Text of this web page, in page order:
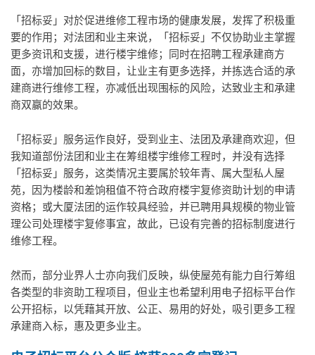
「招标妥」对於促进维修工程市场的健康发展，发挥了积极重
要的作用；对法团和业主来说，「招标妥」不仅协助业主掌握
更多资讯和支援，进行楼宇维修；同时在招聘工程承建商方
面，亦增加回标的数目，让业主有更多选择，并拣选合适的承
建商进行维修工程，亦减低出现围标的风险，达致业主和承建
商双赢的效果。
「招标妥」服务运作良好，受到业主、法团及承建商欢迎，但
我知道部份法团和业主在筹组楼宇维修工程时，并没有选择
「招标妥」服务，这类情况主要属於较年青、属大型私人屋
苑，因为楼龄和差饷租值不符合政府楼宇复修资助计划的申请
资格；或大厦法团的运作较具经验，并已聘用具规模的物业管
理公司处理楼宇复修事宜，故此，已设有完善的招标制度进行
维修工程。
然而，部分业界人士亦向我们反映，纵使屋苑有能力自行筹组
各类型的非资助工程项目，但业主也希望利用电子招标平台作
公开招标，以凭藉其开放、公正、易用的好处，吸引更多工程
承建商入标，惠及更多业主。